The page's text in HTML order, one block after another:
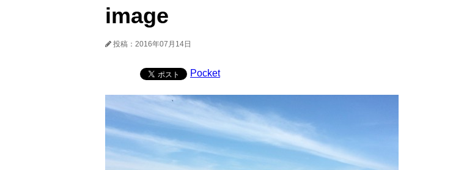
image
投稿：2016年07月14日
Pocket